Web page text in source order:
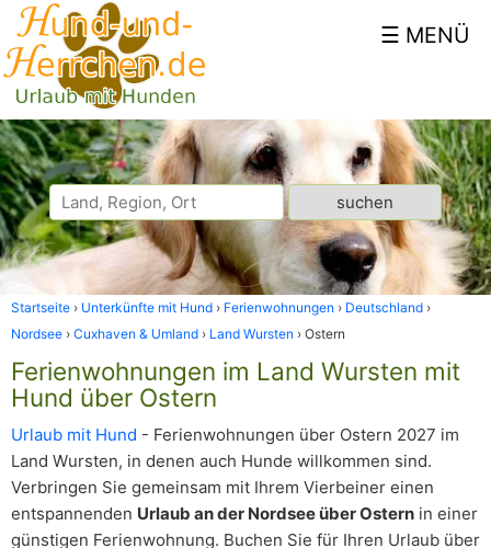
Startseite Unterkünfte mit Hund Ferienwohnungen
Deutschland
Nordsee
Cuxhaven & Umland Land Wursten Ostern
Ferienwohnungen im Land Wursten mit
Hund über Ostern
Urlaub mit Hund - Ferienwohnungen über Ostern 2027 im
Land Wursten, in denen auch Hunde willkommen sind.
Verbringen Sie gemeinsam mit Ihrem Vierbeiner einen
entspannenden Urlaub an der Nordsee über Ostern in einer
günstigen Ferienwohnung. Buchen Sie für Ihren Urlaub über